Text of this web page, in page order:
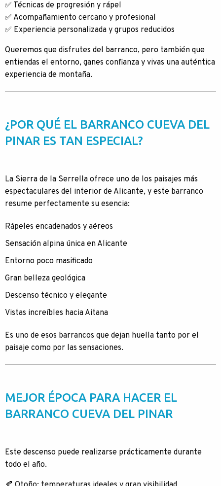
✅ Técnicas de progresión y rápel
✅ Acompañamiento cercano y profesional
✅ Experiencia personalizada y grupos reducidos
Queremos que disfrutes del barranco, pero también que
entiendas el entorno, ganes confianza y vivas una auténtica
experiencia de montaña.
¿POR QUÉ EL BARRANCO CUEVA DEL
PINAR ES TAN ESPECIAL?
La Sierra de la Serrella ofrece uno de los paisajes más
espectaculares del interior de Alicante, y este barranco
resume perfectamente su esencia:
Rápeles encadenados y aéreos
Sensación alpina única en Alicante
Entorno poco masificado
Gran belleza geológica
Descenso técnico y elegante
Vistas increíbles hacia Aitana
Es uno de esos barrancos que dejan huella tanto por el
paisaje como por las sensaciones.
MEJOR ÉPOCA PARA HACER EL
BARRANCO CUEVA DEL PINAR
Este descenso puede realizarse prácticamente durante
todo el año.